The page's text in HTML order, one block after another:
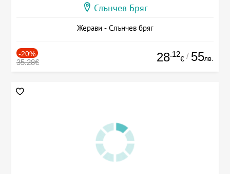
Слънчев Бряг
Жерави - Слънчев бряг
-20%
35.28€ 28.12
€ / 55лв.